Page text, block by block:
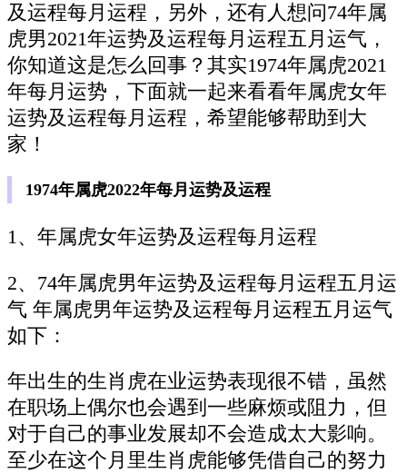
及运程每月运程，另外，还有人想问74年属
虎男2021年运势及运程每月运程五月运气，
你知道这是怎么回事？其实1974年属虎2021
年每月运势，下面就一起来看看年属虎女年
运势及运程每月运程，希望能够帮助到大
家！
1974年属虎2022年每月运势及运程
1、年属虎女年运势及运程每月运程
2、74年属虎男年运势及运程每月运程五月运
气 年属虎男年运势及运程每月运程五月运气
如下：
年出生的生肖虎在业运势表现很不错，虽然
在职场上偶尔也会遇到一些麻烦或阻力，但
对于自己的事业发展却不会造成太大影响。
至少在这个月里生肖虎能够凭借自己的努力